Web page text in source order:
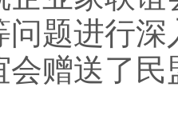
问题进行
会赠送了